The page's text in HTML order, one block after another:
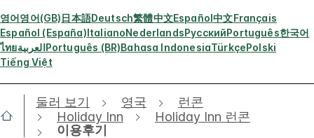
영어영어(GB)日本語Deutsch繁體中文Español中文Français
Español (España)ItalianoNederlandsРусскийPortuguês한국어
ไทยالعربيةPortuguês (BR)Bahasa IndonesiaTürkçePolski
Tiếng Việt
둘러 보기 영국
런콘
Holiday Inn
Holiday Inn 런콘
이용후기